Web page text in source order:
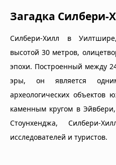
Загадка Силбери-
Силбери-Хилл в
высотой 30 метров,
эпохи. Построенный между
эры, он является
археологических объектов
каменным кругом в
Стоунхенджа, Силбери-
исследователей и туристов.